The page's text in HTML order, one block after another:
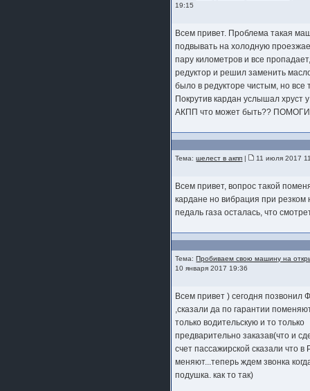
19:15
Всем привет. Проблема такая
подвывать на холодную
пару километров и все
редуктор и решил заменить
было в редукторе чистым, но все
Покрутив кардан услышал хруст
АКПП что может быть??
Тема:шелест в акпп | 11 июля 2017
Всем привет, вопрос такой
кардане но вибрация при резком
педаль газа осталась, что
Тема:Пробиваем свою машину на
10 января 2017 19:36
Всем привет ) сегодня позвонил
,сказали да по гарантии
только водительскую и то только
предварительно заказав(что и
счет пассажирской сказали что
меняют...теперь ждем звонка
подушка. как то так)